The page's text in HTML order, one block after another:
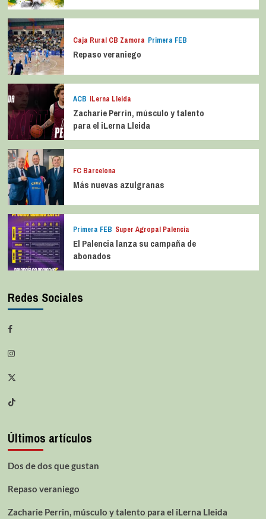
Caja Rural CB Zamora Primera FEB
Repaso veraniego
ACB iLerna Lleida
Zacharie Perrin, músculo y talento
para el iLerna Lleida
FC Barcelona
Más nuevas azulgranas
Primera FEB Super Agropal Palencia
El Palencia lanza su campaña de
abonados
Redes Sociales
Últimos artículos
Dos de dos que gustan
Repaso veraniego
Zacharie Perrin, músculo y talento para el iLerna Lleida